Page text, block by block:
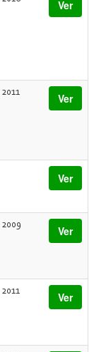
Ver
2011 Ver
Ver
2009 Ver
2011 Ver